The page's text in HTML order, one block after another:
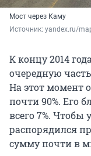
Мост через Каму
Источник: yandex.ru/
К концу 2014
очередную
На этот момент
почти 90%. Его
всего 7%. Чтобы
распорядился
сумму почти в